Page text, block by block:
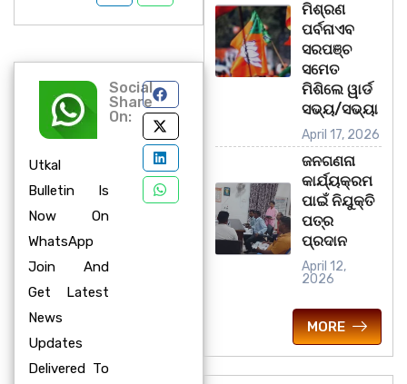
Utkal
Bulletin Is
Now On
WhatsApp
Join And
Get Latest
News
Updates
Delivered To
Social
Share
On:
ମିଶ୍ରଣ
ପର୍ବନାଏବ
ସରପଞ୍ଚ
ସମେତ
ମିଶିଲେ ୱାର୍ଡ
ସଭ୍ୟ/ସଭ୍ୟା
April 17, 2026
ଜନଗଣନା
କାର୍ଯ୍ୟକ୍ରମ
ପାଇଁ ନିଯୁକ୍ତି
ପତ୍ର
ପ୍ରଦାନ
April 12,
2026
MORE